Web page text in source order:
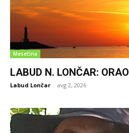
Mesečina
LABUD N. LONČAR: ORAO
Labud Lončar - avg 2, 2026